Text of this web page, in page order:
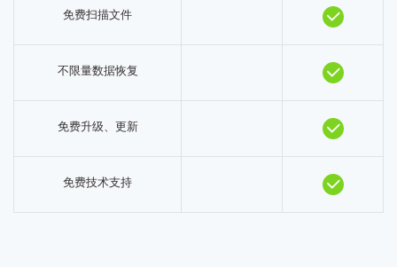
免费扫描文件
不限量数据恢复
免费升级、更新
免费技术支持